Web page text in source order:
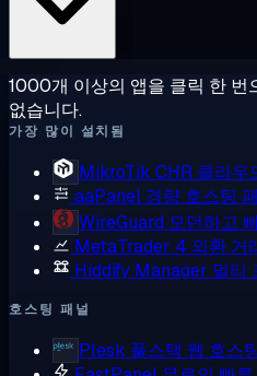
1000개 이상의 앱을 클릭 한 번
없습니다.
가장 많이 설치됨
MikroTik CHR 클라우
aaPanel 경량 호스팅
WireGuard 모던하고
MetaTrader 4 외환 거
Hiddify Manager 멀티
호스팅 패널
Plesk 풀스택 웹 호스